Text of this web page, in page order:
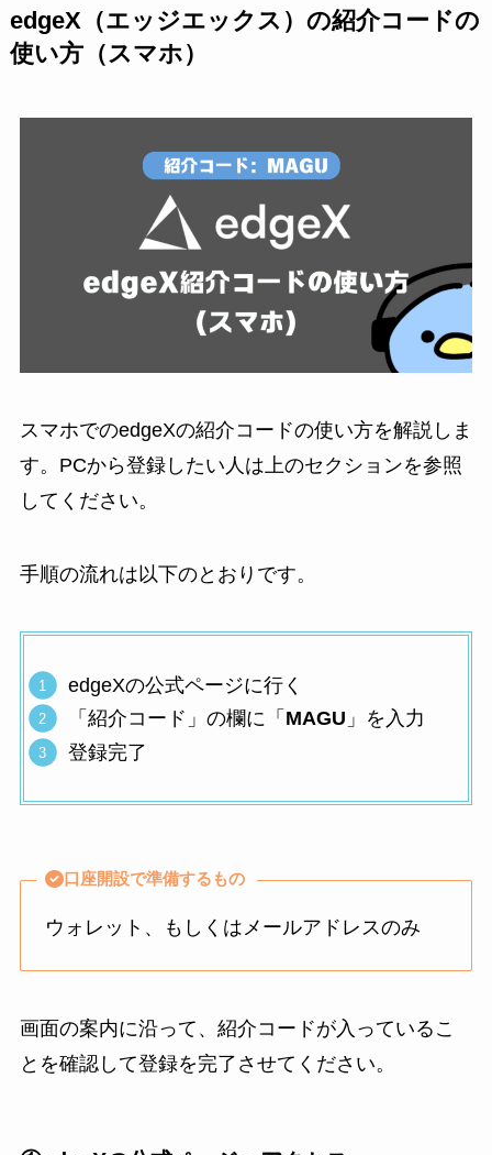
edgeX（エッジエックス）の紹介コードの
使い方（スマホ）
スマホでのedgeXの紹介コードの使い方を解説しま
す。PCから登録したい人は上のセクションを参照
してください。
手順の流れは以下のとおりです。
edgeXの公式ページに行く
「紹介コード」の欄に「 MAGU 」を入力
登録完了
口座開設で準備するもの
ウォレット、もしくはメールアドレスのみ
画面の案内に沿って、紹介コードが入っているこ
とを確認して登録を完了させてください。